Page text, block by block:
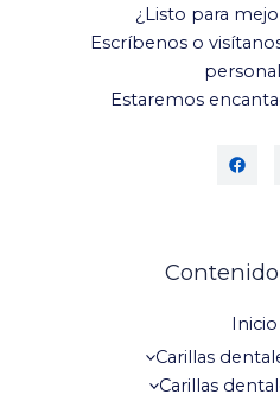
¿Listo para
Escríbenos o
Estaremos
Inicio
Carillas
Carillas